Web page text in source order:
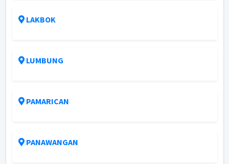
LAKBOK
LUMBUNG
PAMARICAN
PANAWANGAN